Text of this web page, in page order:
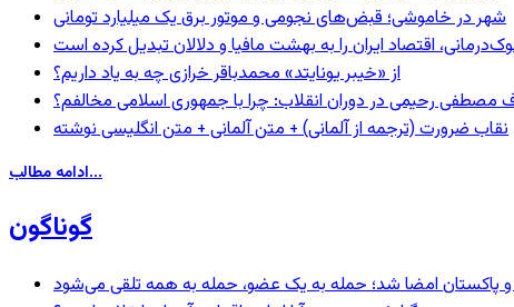
شهر در خاموشی؛ قبض‌های نجومی و موتور برق یک میلیارد تومانی
اقتصاد ایران را به بهشت مافیا و دلالان تبدیل کرده است
از «خیبر یونایتد» محمدباقر خرازی چه به یاد داریم؟
مصطفی رحیمی در دوران انقلاب: چرا با جمهوری اسلامی مخالفم؟
نقاب ضرورت (ترجمه از آلمانی) + متن آلمانی + متن انگلیسی نوشته
ادامه مطالب...
گوناگون
و پاکستان امضا شد؛ حمله به یک عضو، حمله به همه تلقی می‌شود